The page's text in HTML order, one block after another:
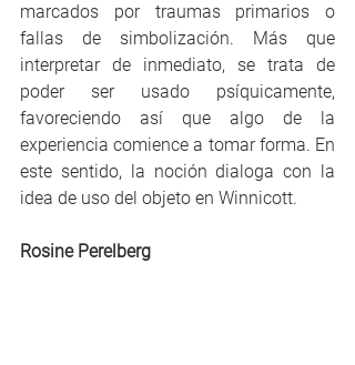
marcados por traumas primarios o
fallas de simbolización. Más que
interpretar de inmediato, se trata de
poder ser usado psíquicamente,
favoreciendo así que algo de la
experiencia comience a tomar forma. En
este sentido, la noción dialoga con la
idea de uso del objeto en Winnicott.
Rosine Perelberg